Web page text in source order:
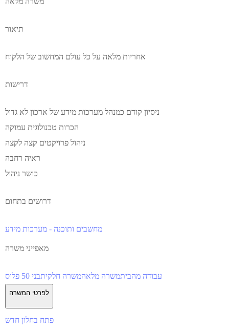
תיאור
אחריות מלאה על כל עולם המחשוב של הלקוח
דרישות
ניסיון קודם כמנהל מערכות מידע של ארכון לא גדול
הכרות טכנולוגית עמוקה
ניהול פרויקטים קצה לקצה
ראיה רחבה
כושר ניהול
דרושים בתחום
מחשבים ותוכנה - מערכות מידע
מאפייני משרה
עבודה מהביתמשרה מלאהמשרה חלקיתבני 50 פלוס
לפרטי המשרה
פתח בחלון חדש